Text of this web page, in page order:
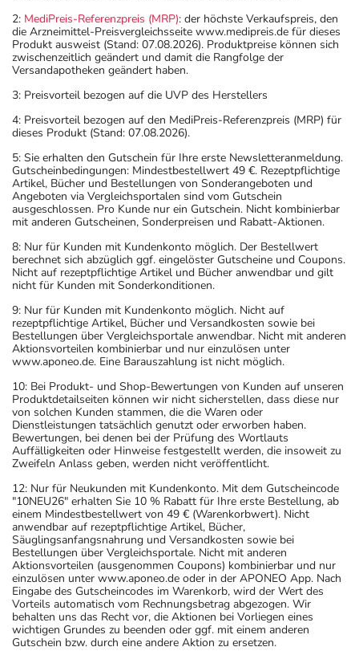
2: MediPreis-Referenzpreis (MRP): der höchste Verkaufspreis, den
die Arzneimittel-Preisvergleichsseite www.medipreis.de für dieses
Produkt ausweist (Stand: 07.08.2026). Produktpreise können sich
zwischenzeitlich geändert und damit die Rangfolge der
Versandapotheken geändert haben.
3: Preisvorteil bezogen auf die UVP des Herstellers
4: Preisvorteil bezogen auf den MediPreis-Referenzpreis (MRP) für
dieses Produkt (Stand: 07.08.2026).
5: Sie erhalten den Gutschein für Ihre erste Newsletteranmeldung.
Gutscheinbedingungen: Mindestbestellwert 49 €. Rezeptpflichtige
Artikel, Bücher und Bestellungen von Sonderangeboten und
Angeboten via Vergleichsportalen sind vom Gutschein
ausgeschlossen. Pro Kunde nur ein Gutschein. Nicht kombinierbar
mit anderen Gutscheinen, Sonderpreisen und Rabatt-Aktionen.
8: Nur für Kunden mit Kundenkonto möglich. Der Bestellwert
berechnet sich abzüglich ggf. eingelöster Gutscheine und Coupons.
Nicht auf rezeptpflichtige Artikel und Bücher anwendbar und gilt
nicht für Kunden mit Sonderkonditionen.
9: Nur für Kunden mit Kundenkonto möglich. Nicht auf
rezeptpflichtige Artikel, Bücher und Versandkosten sowie bei
Bestellungen über Vergleichsportale anwendbar. Nicht mit anderen
Aktionsvorteilen kombinierbar und nur einzulösen unter
www.aponeo.de. Eine Barauszahlung ist nicht möglich.
10: Bei Produkt- und Shop-Bewertungen von Kunden auf unseren
Produktdetailseiten können wir nicht sicherstellen, dass diese nur
von solchen Kunden stammen, die die Waren oder
Dienstleistungen tatsächlich genutzt oder erworben haben.
Bewertungen, bei denen bei der Prüfung des Wortlauts
Auffälligkeiten oder Hinweise festgestellt werden, die insoweit zu
Zweifeln Anlass geben, werden nicht veröffentlicht.
12: Nur für Neukunden mit Kundenkonto. Mit dem Gutscheincode
"10NEU26" erhalten Sie 10 % Rabatt für Ihre erste Bestellung, ab
einem Mindestbestellwert von 49 € (Warenkorbwert). Nicht
anwendbar auf rezeptpflichtige Artikel, Bücher,
Säuglingsanfangsnahrung und Versandkosten sowie bei
Bestellungen über Vergleichsportale. Nicht mit anderen
Aktionsvorteilen (ausgenommen Coupons) kombinierbar und nur
einzulösen unter www.aponeo.de oder in der APONEO App. Nach
Eingabe des Gutscheincodes im Warenkorb, wird der Wert des
Vorteils automatisch vom Rechnungsbetrag abgezogen. Wir
behalten uns das Recht vor, die Aktionen bei Vorliegen eines
wichtigen Grundes zu beenden oder ggf. mit einem anderen
Gutschein bzw. durch eine andere Aktion zu ersetzen.